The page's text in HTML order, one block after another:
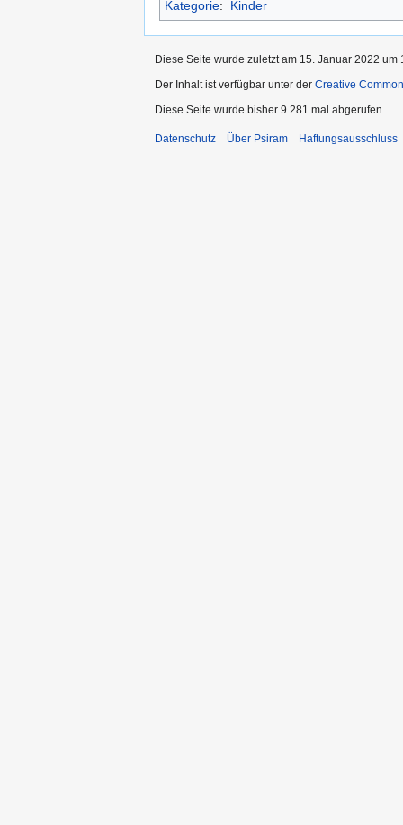
Kategorie: Kinder
Diese Seite wurde zuletzt am 15. Januar 2022 um
Der Inhalt ist verfügbar unter der Creative
Diese Seite wurde bisher 9.281 mal abgerufen.
Datenschutz Über Psiram Haftungsausschluss